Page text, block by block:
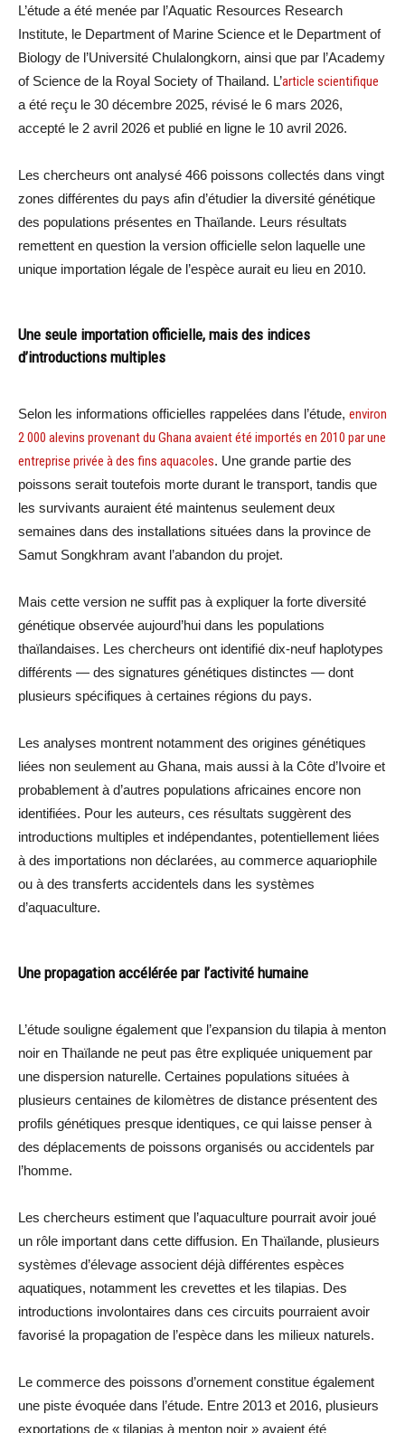
L’étude a été menée par l’Aquatic Resources Research
Institute, le Department of Marine Science et le Department of
Biology de l’Université Chulalongkorn, ainsi que par l’Academy
of Science de la Royal Society of Thailand. L’article scientifique
a été reçu le 30 décembre 2025, révisé le 6 mars 2026,
accepté le 2 avril 2026 et publié en ligne le 10 avril 2026.
Les chercheurs ont analysé 466 poissons collectés dans vingt
zones différentes du pays afin d’étudier la diversité génétique
des populations présentes en Thaïlande. Leurs résultats
remettent en question la version officielle selon laquelle une
unique importation légale de l’espèce aurait eu lieu en 2010.
Une seule importation officielle, mais des indices
d’introductions multiples
Selon les informations officielles rappelées dans l’étude, environ
2 000 alevins provenant du Ghana avaient été importés en 2010 par une
entreprise privée à des fins aquacoles. Une grande partie des
poissons serait toutefois morte durant le transport, tandis que
les survivants auraient été maintenus seulement deux
semaines dans des installations situées dans la province de
Samut Songkhram avant l’abandon du projet.
Mais cette version ne suffit pas à expliquer la forte diversité
génétique observée aujourd’hui dans les populations
thaïlandaises. Les chercheurs ont identifié dix-neuf haplotypes
différents — des signatures génétiques distinctes — dont
plusieurs spécifiques à certaines régions du pays.
Les analyses montrent notamment des origines génétiques
liées non seulement au Ghana, mais aussi à la Côte d’Ivoire et
probablement à d’autres populations africaines encore non
identifiées. Pour les auteurs, ces résultats suggèrent des
introductions multiples et indépendantes, potentiellement liées
à des importations non déclarées, au commerce aquariophile
ou à des transferts accidentels dans les systèmes
d’aquaculture.
Une propagation accélérée par l’activité humaine
L’étude souligne également que l’expansion du tilapia à menton
noir en Thaïlande ne peut pas être expliquée uniquement par
une dispersion naturelle. Certaines populations situées à
plusieurs centaines de kilomètres de distance présentent des
profils génétiques presque identiques, ce qui laisse penser à
des déplacements de poissons organisés ou accidentels par
l’homme.
Les chercheurs estiment que l’aquaculture pourrait avoir joué
un rôle important dans cette diffusion. En Thaïlande, plusieurs
systèmes d’élevage associent déjà différentes espèces
aquatiques, notamment les crevettes et les tilapias. Des
introductions involontaires dans ces circuits pourraient avoir
favorisé la propagation de l’espèce dans les milieux naturels.
Le commerce des poissons d’ornement constitue également
une piste évoquée dans l’étude. Entre 2013 et 2016, plusieurs
exportations de « tilapias à menton noir » avaient été